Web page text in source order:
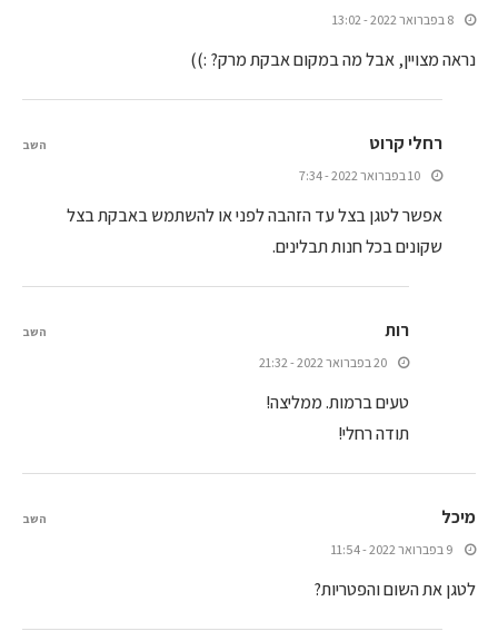
8 בפברואר 2022 - 13:02
נראה מצויין, אבל מה במקום אבקת מרק? :))
רחלי קרוט
10 בפברואר 2022 - 7:34
אפשר לטגן בצל עד הזהבה לפני או להשתמש באבקת בצל
שקונים בכל חנות תבלינים.
השב
רות
20 בפברואר 2022 - 21:32
טעים ברמות. ממליצה!
תודה רחלי!
השב
מיכל
9 בפברואר 2022 - 11:54
לטגן את השום והפטריות?
השב